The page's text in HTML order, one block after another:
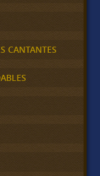
CANTANTES